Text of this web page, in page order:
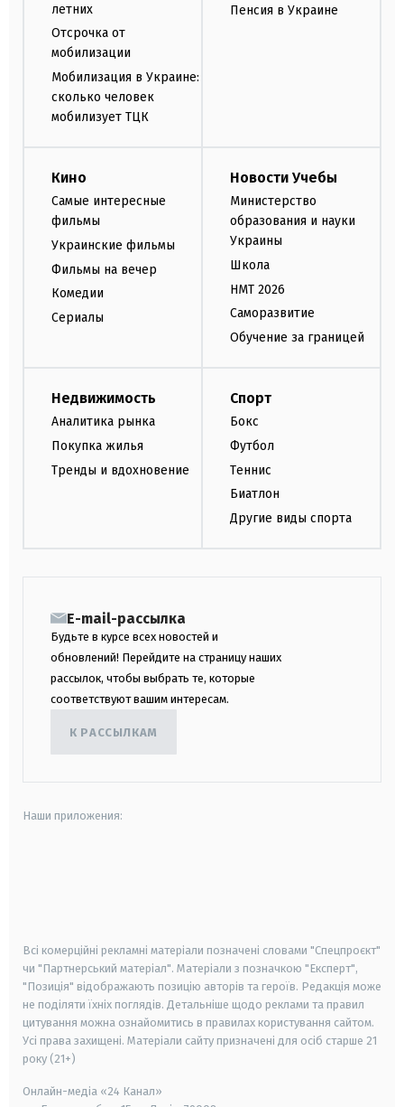
летних
Отсрочка от
мобилизации
Мобилизация в Украине:
сколько человек
мобилизует ТЦК
Пенсия в Украине
Кино
Самые интересные
фильмы
Украинские фильмы
Фильмы на вечер
Комедии
Сериалы
Новости Учебы
Министерство
образования и науки
Украины
Школа
НМТ 2026
Саморазвитие
Обучение за границей
Недвижимость
Аналитика рынка
Покупка жилья
Тренды и вдохновение
Спорт
Бокс
Футбол
Теннис
Биатлон
Другие виды спорта
E-mail-рассылка
Будьте в курсе всех новостей и
обновлений! Перейдите на страницу наших
рассылок, чтобы выбрать те, которые
соответствуют вашим интересам.
К РАССЫЛКАМ
Наши приложения:
Всі комерційні рекламні матеріали позначені словами "Спецпроєкт"
чи "Партнерський матеріал". Матеріали з позначкою "Експерт",
"Позиція" відображають позицію авторів та героїв. Редакція може
не поділяти їхніх поглядів. Детальніше щодо реклами та правил
цитування можна ознайомитись в правилах користування сайтом.
Усі права захищені. Матеріали сайту призначені для осіб старше 21
року (21+)
Онлайн-медіа «24 Канал»